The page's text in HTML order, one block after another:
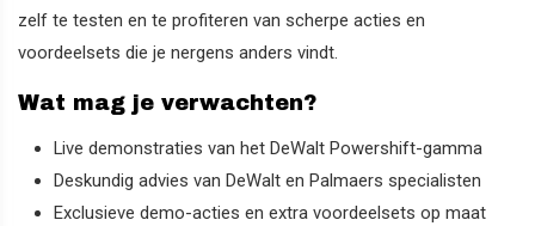
zelf te testen en te profiteren van scherpe acties en
voordeelsets die je nergens anders vindt.
Wat mag je verwachten?
Live demonstraties van het DeWalt Powershift-gamma
Deskundig advies van DeWalt en Palmaers specialisten
Exclusieve demo-acties en extra voordeelsets op maat